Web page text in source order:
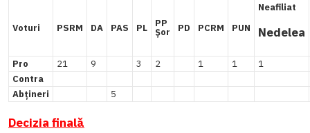
Voturi PSRM DA PAS PL PP
Șor PD PCRM PUN
Neafiliat
Nedelea
Pro 21 9 3 2 1 1
1
Contra
Abțineri
5
Decizia finală